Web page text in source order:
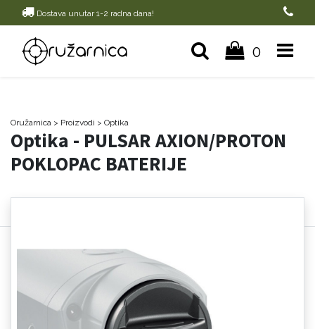
Dostava unutar 1-2 radna dana!
0
Oružarnica > Proizvodi > Optika
Optika - PULSAR AXION/PROTON
POKLOPAC BATERIJE